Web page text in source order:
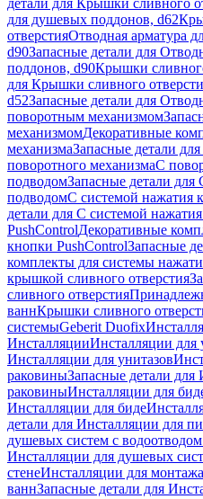
детали для Крышки сливного
для душевых поддонов, d62
отверстияОтводная арматура
d90Запасные детали для
поддонов, d90Крышки
для Крышки сливного
d52Запасные детали для
поворотным механизмом
механизмомДекоративные
механизмаЗапасные детали
поворотного механизмаС
подводомЗапасные детали
подводомС системой нажатия
детали для С системой
PushControlДекоративные
кнопки PushControlЗапасные
комплекты для системы
крышкой сливного отверстия
сливного отверстия
ваннКрышки сливного
системыGeberit Duofix
ИнсталляцииИнсталляции для
Инсталляции для унитазов
раковиныЗапасные детали для
раковиныИнсталляции для
Инсталляции для биде
детали для Инсталляции для
душевых систем с водоотводом
Инсталляции для душевых
стенеИнсталляции для
ваннЗапасные детали для